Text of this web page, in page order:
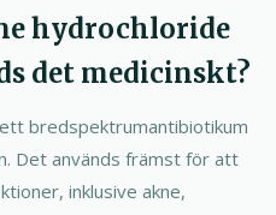
hydrochloride
det medicinskt?
bredspektrumantibiotikum
Det används främst för att
inklusive akne,